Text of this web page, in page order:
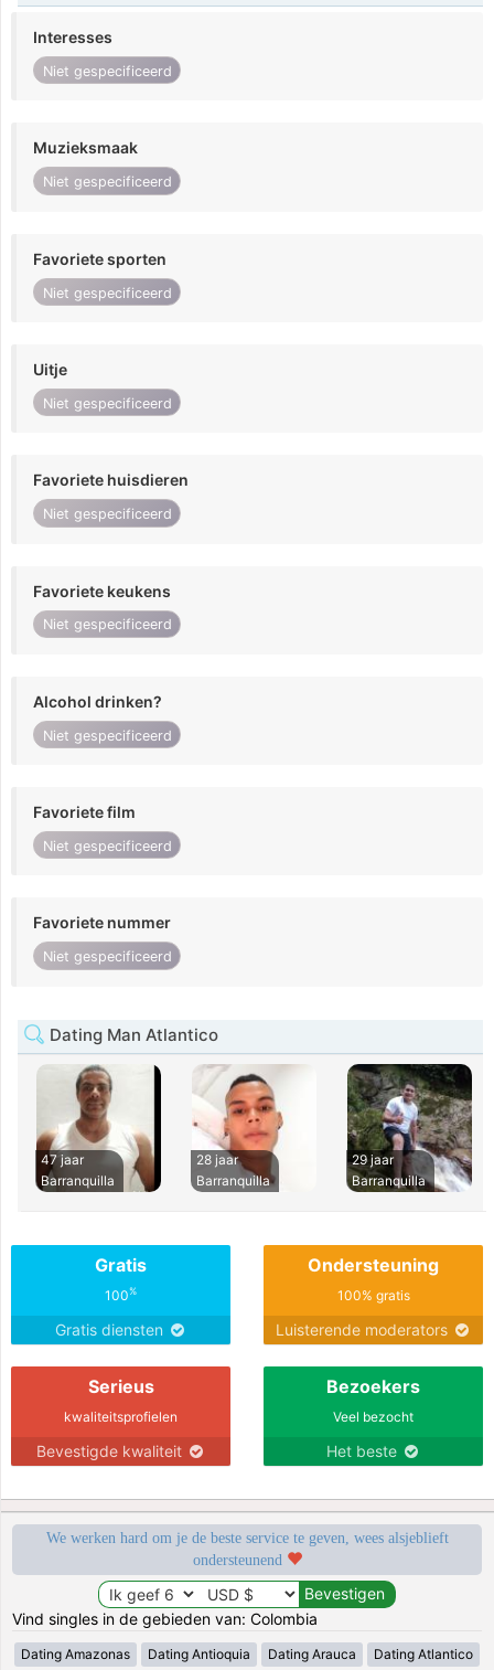
Interesses
Niet gespecificeerd
Muzieksmaak
Niet gespecificeerd
Favoriete sporten
Niet gespecificeerd
Uitje
Niet gespecificeerd
Favoriete huisdieren
Niet gespecificeerd
Favoriete keukens
Niet gespecificeerd
Alcohol drinken?
Niet gespecificeerd
Favoriete film
Niet gespecificeerd
Favoriete nummer
Niet gespecificeerd
Dating Man Atlantico
47 jaar
Barranquilla
28 jaar
Barranquilla
29 jaar
Barranquilla
Gratis
100%
Gratis diensten
Ondersteuning
100% gratis
Luisterende moderators
Serieus
kwaliteitsprofielen
Bevestigde kwaliteit
Bezoekers
Veel bezocht
Het beste
We werken hard om je de beste service te geven, wees alsjeblieft
ondersteunend
Vind singles in de gebieden van: Colombia
Dating Amazonas Dating Antioquia Dating Arauca Dating Atlantico